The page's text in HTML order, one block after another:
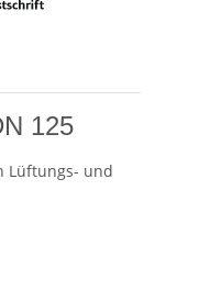
125
Lüftungs- und